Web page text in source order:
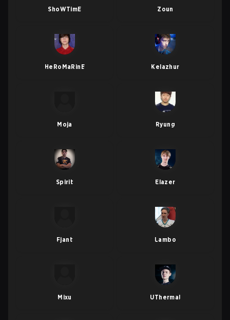
ShoWTimE Zoun
HeRoMaRinE Kelazhur
Moja Ryung
Spirit Elazer
Fjant Lambo
Mixu UThermal